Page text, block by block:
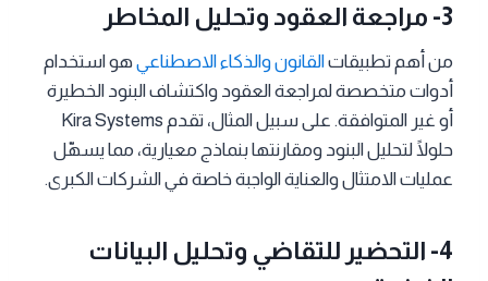
3- مراجعة العقود وتحليل المخاطر
من أهم تطبيقاتالقانون والذكاء الاصطناعيهو استخدام
أدوات متخصصة لمراجعة العقود واكتشاف البنود الخطيرة
أو غير المتوافقة. على سبيل المثال، تقدم Kira Systems
حلولًا لتحليل البنود ومقارنتها بنماذج معيارية، مما يسهّل
عمليات الامتثال والعناية الواجبة خاصة في الشركات الكبرى.
4- التحضير للتقاضي وتحليل البيانات